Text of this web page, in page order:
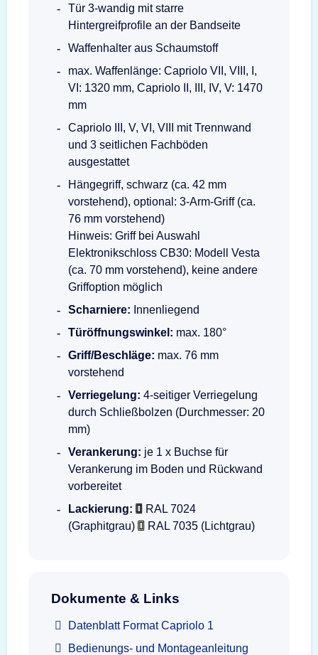
Tür 3-wandig mit starre
Hintergreifprofile an der Bandseite
Waffenhalter aus Schaumstoff
max. Waffenlänge: Capriolo VII, VIII, I,
VI: 1320 mm, Capriolo II, III, IV, V: 1470
mm
Capriolo III, V, VI, VIII mit Trennwand
und 3 seitlichen Fachböden
ausgestattet
Hängegriff, schwarz (ca. 42 mm
vorstehend), optional: 3-Arm-Griff (ca.
76 mm vorstehend)
Hinweis: Griff bei Auswahl
Elektronikschloss CB30: Modell Vesta
(ca. 70 mm vorstehend), keine andere
Griffoption möglich
Scharniere: Innenliegend
Türöffnungswinkel: max. 180°
Griff/Beschläge: max. 76 mm
vorstehend
Verriegelung: 4-seitiger Verriegelung
durch Schließbolzen (Durchmesser: 20
mm)
Verankerung: je 1 x Buchse für
Verankerung im Boden und Rückwand
vorbereitet
Lackierung:
RAL 7024
(Graphitgrau)
RAL 7035 (Lichtgrau)
Dokumente & Links
Datenblatt Format Capriolo 1
Bedienungs- und Montageanleitung